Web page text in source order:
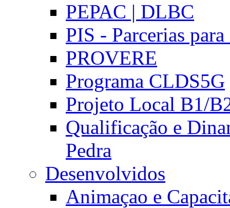
PEPAC | DLBC
PIS - Parcerias
PROVERE
Programa CLDS5G
Projeto Local B1/
Qualificação e
Pedra
Desenvolvidos
Animaçao e